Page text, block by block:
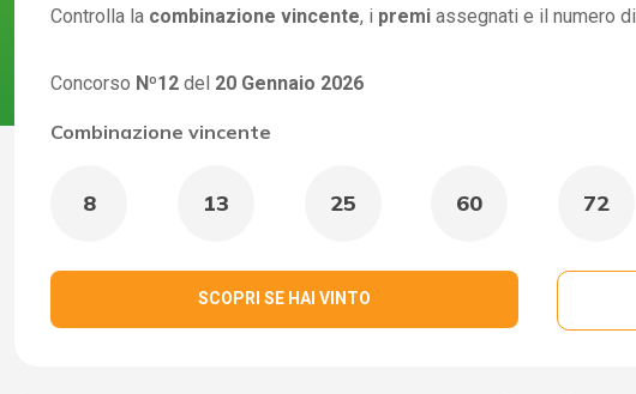
Controlla la combinazione vincente, i premi assegnati e il numero di
Concorso Nº12 del 20 Gennaio 2026
Combinazione vincente
8 13 25 60 72
SCOPRI SE HAI VINTO